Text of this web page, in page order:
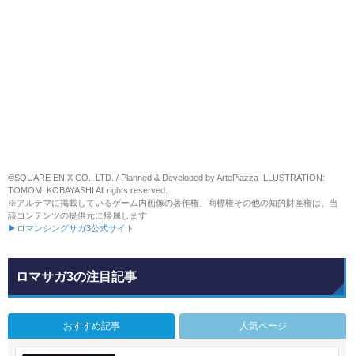
©SQUARE ENIX CO., LTD. / Planned & Developed by ArtePiazza ILLUSTRATION:
TOMOMI KOBAYASHI All rights reserved.
※アルテマに掲載しているゲーム内画像の著作権、商標権その他の知的財産権は、当
該コンテンツの提供元に帰属します
▶ロマンシングサガ3公式サイト
ロマサガ3の注目記事
おすすめ記事 人気ページ